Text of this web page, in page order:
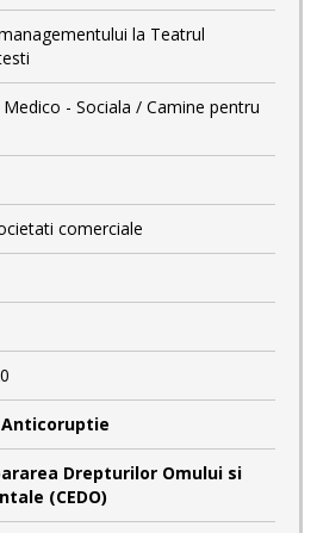
la Teatrul
- Sociala / Camine pentru
comerciale
Drepturilor Omului si
(CEDO)